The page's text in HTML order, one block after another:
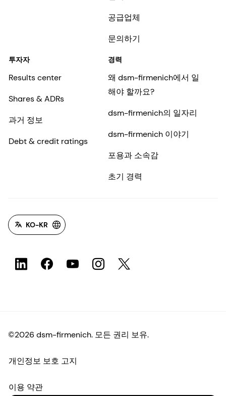
공급업체
문의하기
투자자
Results center
Shares & ADRs
과거 정보
Debt & credit ratings
경력
왜 dsm-firmenich에서 일
해야 할까요?
dsm-firmenich의 일자리
dsm-firmenich 이야기
포용과 소속감
초기 경력
KO-KR
©2026 dsm-firmenich. 모든 권리 보유.
개인정보 보호 고지
이용 약관